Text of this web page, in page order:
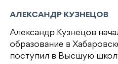
АЛЕКСАНДР КУЗНЕЦОВ
Александр Кузнецов
образование в
поступил в Высшую